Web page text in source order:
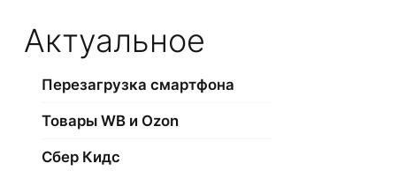
Актуальное
Перезагрузка смартфона
Товары WB и Ozon
Сбер Кидс